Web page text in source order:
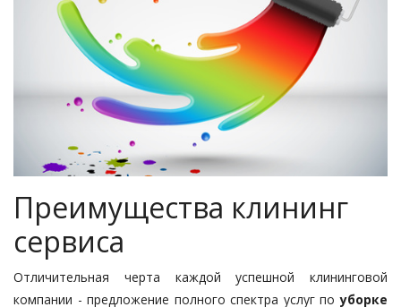
Преимущества клининг
сервиса
Отличительная черта каждой успешной клининговой
компании - предложение полного спектра услуг поуборке